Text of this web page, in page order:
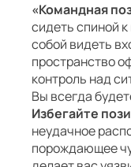
«Командная
сидеть спиной
собой видеть
пространство
контроль над
Вы всегда
Избегайте
неудачное
порождающее